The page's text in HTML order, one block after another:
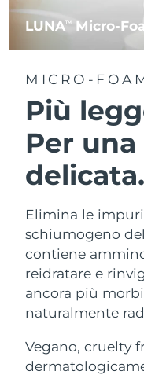
LUNATM Micro-
MICRO-
Più
Per
delicata.
Elimina le
schiumogeno
contiene
reidratare e
ancora più
naturalmente
Vegano, cruelty